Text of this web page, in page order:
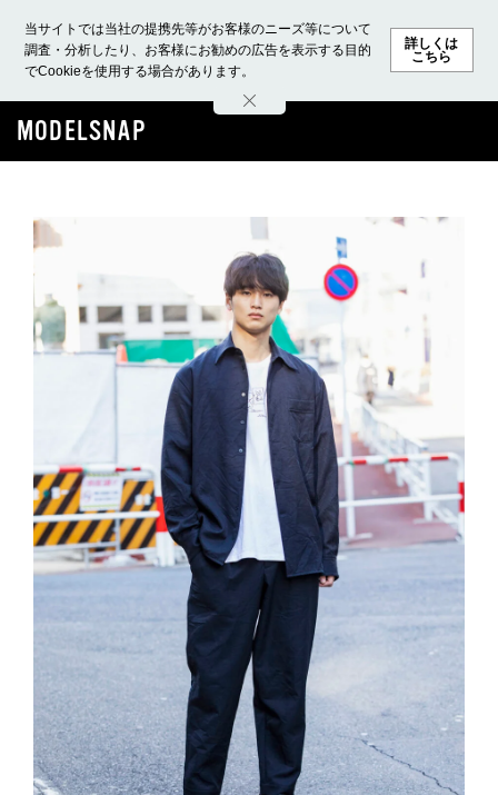
当サイトでは当社の提携先等がお客様のニーズ等について
調査・分析したり、お客様にお勧めの広告を表示する目的
でCookieを使用する場合があります。
詳しくは
こちら
ホーム モデル募集 ランキング ファッション ビューテ
MODELSNAP